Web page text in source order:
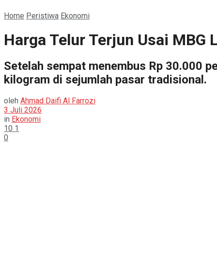
Home Peristiwa Ekonomi
Harga Telur Terjun Usai MBG
Setelah sempat menembus Rp 30.000
kilogram di sejumlah pasar tradisional.
oleh Ahmad Daifi Al Farrozi
3 Juli 2026
in Ekonomi
10 1
0